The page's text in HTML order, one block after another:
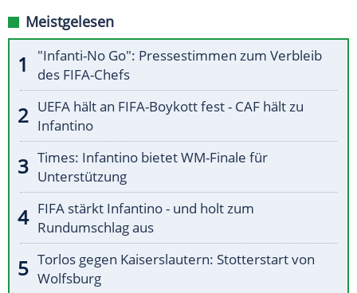
Meistgelesen
"Infanti-No Go": Pressestimmen zum Verbleib
des FIFA-Chefs
UEFA hält an FIFA-Boykott fest - CAF hält zu
Infantino
Times: Infantino bietet WM-Finale für
Unterstützung
FIFA stärkt Infantino - und holt zum
Rundumschlag aus
Torlos gegen Kaiserslautern: Stotterstart von
Wolfsburg